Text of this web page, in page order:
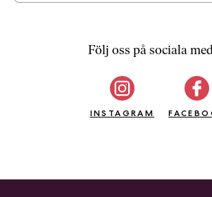
Följ oss på sociala
INSTAGRAM